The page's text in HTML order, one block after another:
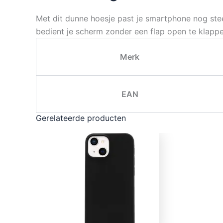
Met dit dunne hoesje past je smartphone nog
bedient je scherm zonder een flap open te
Merk
EAN
Gerelateerde producten